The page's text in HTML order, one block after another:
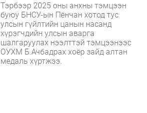
Тэрбээр 2025 оны анхны тэмцээн
буюу БНСУ-ын Пёнчан хотод тус
улсын гүйлтийн цанын насанд
хүрэгчдийн улсын аварга
шалгаруулах нээлттэй тэмцээнээс
ОУХМ Б.Ачбадрах хоёр зайд алтан
медаль хүртжээ.